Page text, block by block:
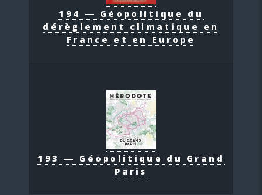
194 — Géopolitique du
dérèglement climatique en
France et en Europe
193 — Géopolitique du Grand
Paris